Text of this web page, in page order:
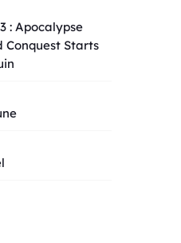
: Apocalypse
Conquest Starts